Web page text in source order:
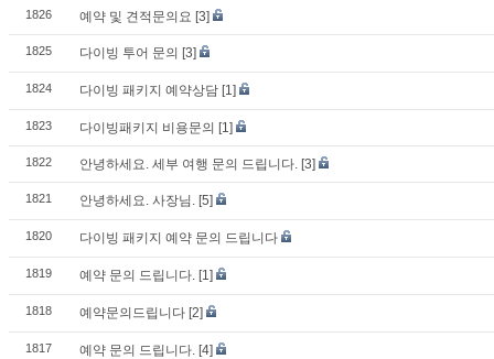
1826 예약 및 견적문의요 [3]
1825 다이빙 투어 문의 [3]
1824 다이빙 패키지 예약상담 [1]
1823 다이빙패키지 비용문의 [1]
1822 안녕하세요. 세부 여행 문의 드립니다. [3]
1821 안녕하세요. 사장님. [5]
1820 다이빙 패키지 예약 문의 드립니다
1819 예약 문의 드립니다. [1]
1818 예약문의드립니다 [2]
1817 예약 문의 드립니다. [4]